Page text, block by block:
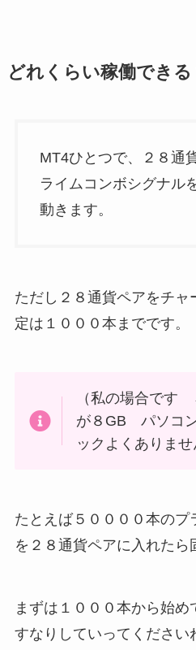
どれくらい稼働できる
MT4ひとつで、２８通
ライムコンボシグナル
動きます。
ただし２８通貨ペアをチャ
定は１０００本までです。
（私の場合です
が８GB パソコ
ックよくありませ
たとえば５００００本のプ
を２８通貨ペアに入れたら
まずは１０００本から始
すなりしていってください